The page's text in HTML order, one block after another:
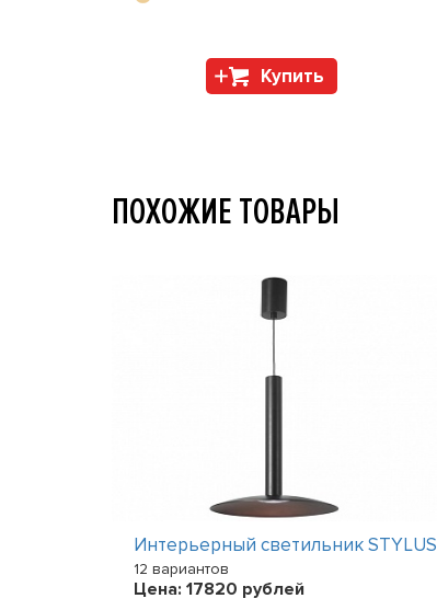
Купить
ПОХОЖИЕ ТОВАРЫ
Интерьерный светильник STYLUS
12 вариантов
Цена: 17820 рублей